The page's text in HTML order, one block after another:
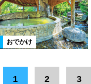
おでかけ
1 2 3